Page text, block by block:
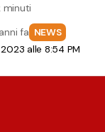
alle 8:54 PM
fa NEWS
minuti